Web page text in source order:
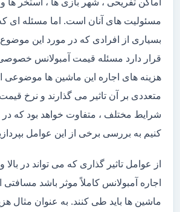
اماکن تفریحی ، شهر بازی ها ، استخر ها و
مسئولیت های آنان است. اما مسئله ای
بسیاری از افرادی که در مورد این
قرار دارد مسئله قیمت آمبولانس
هزینه های اجاره این ماشین ها
متعددی بر آن تاثیر می گذارند و نرخ
شرایط مختلف ، متفاوت خواهد بود که
کنیم به بررسی برخی از این عوامل
از عوامل تاثیر گذاری که می تواند در بالا
اجاره آمبولانس کاملاً موثر باشد
ماشین ها باید طی کنند. به عنوان مثال